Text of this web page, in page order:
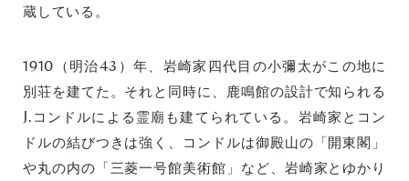
蔵している。
1910（明治43）年、岩崎家四代目の小彌太がこの地に
別荘を建てた。それと同時に、鹿鳴館の設計で知られる
J.コンドルによる霊廟も建てられている。岩崎家とコン
ドルの結びつきは強く、コンドルは御殿山の「開東閣」
や丸の内の「三菱一号館美術館」など、岩崎家とゆかり